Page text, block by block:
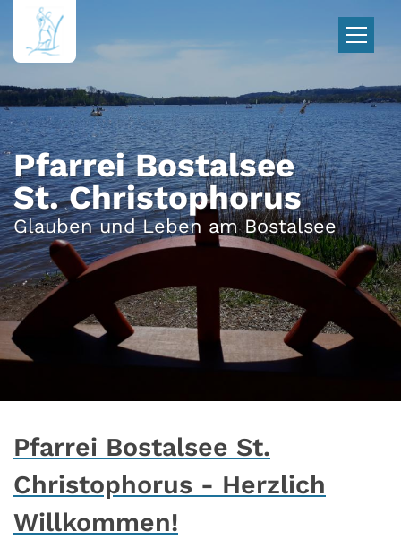
Zum Inhalt springen
Pfarrei Bostalsee
St. Christophorus
Glauben und Leben am Bostalsee
Pfarrei Bostalsee St.
Christophorus - Herzlich
Willkommen!